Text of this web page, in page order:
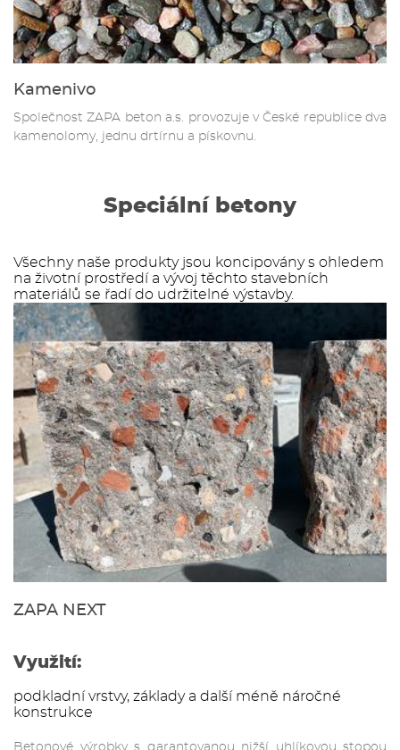
Kamenivo
Společnost ZAPA beton a.s. provozuje v České republice dva
kamenolomy, jednu drtírnu a pískovnu.
Speciální betony
Všechny naše produkty jsou koncipovány s ohledem
na životní prostředí a vývoj těchto stavebních
materiálů se řadí do udržitelné výstavby.
ZAPA NEXT
Využití:
podkladní vrstvy, základy a další méně náročné
konstrukce